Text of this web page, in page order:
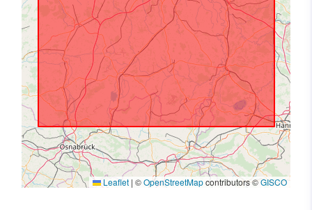
Leaflet | ©OpenStreetMapcontributors ©GISCO